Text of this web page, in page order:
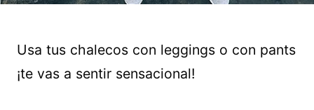
Usa tus chalecos con leggings o con pants
¡te vas a sentir sensacional!